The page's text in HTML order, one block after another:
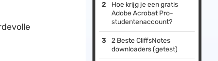
Hoe krijg je een gratis
Adobe Acrobat Pro-
studentenaccount?
2 Beste CliffsNotes
downloaders (getest)